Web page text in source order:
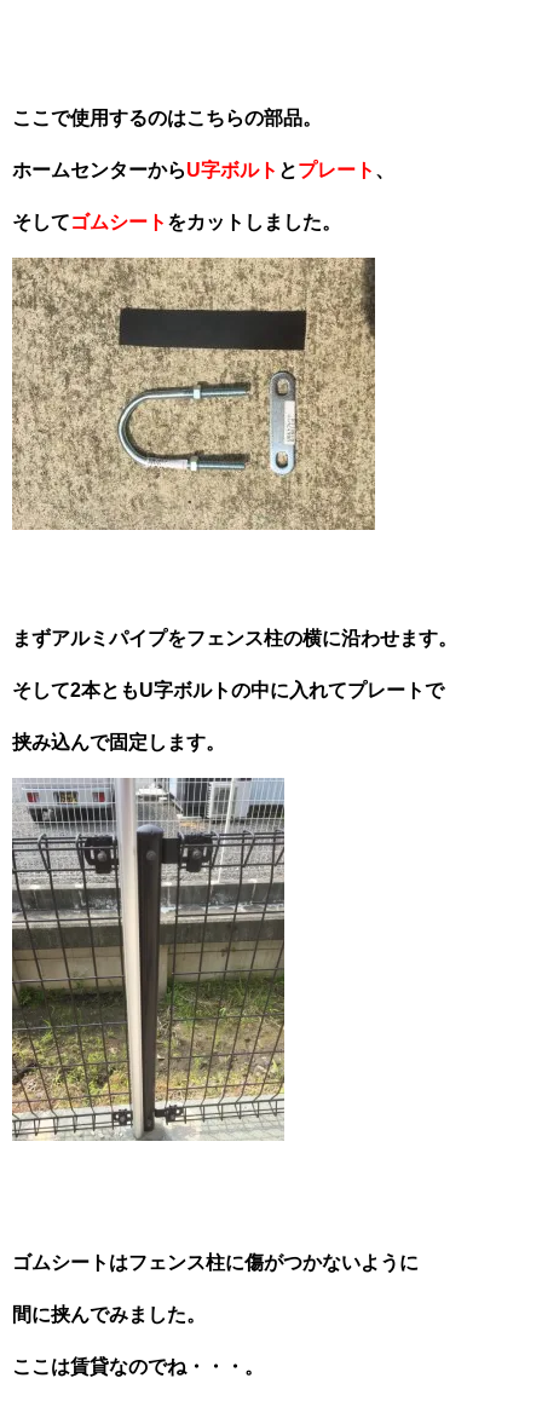
ここで使用するのはこちらの部品。
ホームセンターからU字ボルト とプレート 、
そしてゴムシート をカットしました。
まずアルミパイプをフェンス柱の横に沿わせます。
そして2本ともU字ボルトの中に入れてプレートで
挟み込んで固定します。
ゴムシート はフェンス柱に傷がつかないように
間に挟んでみました。
ここは賃貸なのでね・・・。